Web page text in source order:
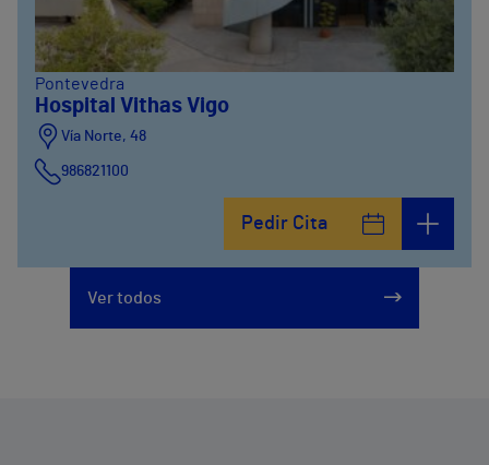
Pontevedra
Hospital Vithas Vigo
Vía Norte, 48
986821100
Pedir Cita
Ver todos